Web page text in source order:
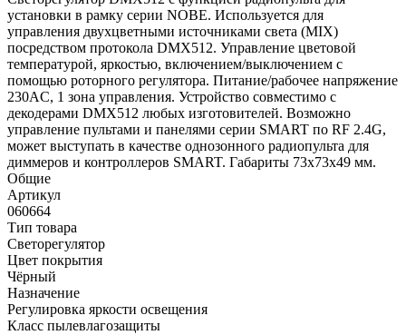
установки в рамку серии NOBE. Используется для
управления двухцветными источниками света (MIX)
посредством протокола DMX512. Управление цветовой
температурой, яркостью, включением/выключением с
помощью роторного регулятора. Питание/рабочее напряжение
230AC, 1 зона управления. Устройство совместимо с
декодерами DMX512 любых изготовителей. Возможно
управление пультами и панелями серии SMART по RF 2.4G,
может выступать в качестве однозонного радиопульта для
диммеров и контроллеров SMART. Габариты 73х73х49 мм.
Общие
Артикул
060664
Тип товара
Светорегулятор
Цвет покрытия
Чёрный
Назначение
Регулировка яркости освещения
Класс пылевлагозащиты